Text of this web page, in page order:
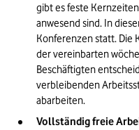
gibt es feste
anwesend sind. In
Konferenzen statt. Die
der vereinbarten
Beschäftigten
verbleibenden
abarbeiten.
Vollständig freie